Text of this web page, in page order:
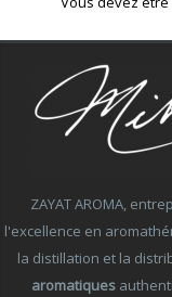
ZAYAT AROMA,
l'excellence en
la distillation et la
aromatiques